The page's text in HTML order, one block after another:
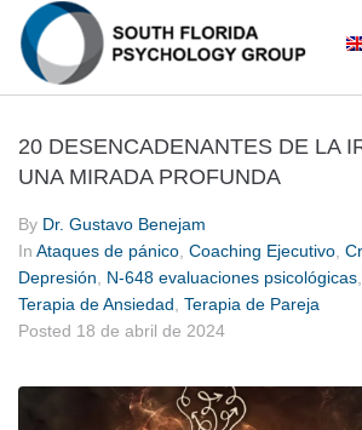
20 DESENCADENANTES DE LA
UNA MIRADA PROFUNDA
By Dr. Gustavo Benejam
In Ataques de pánico Coaching Ejecutivo
Depresión
N-648 evaluaciones psicológicas
Terapia de Ansiedad Terapia de Pareja
Posted 18 de abril de 2024